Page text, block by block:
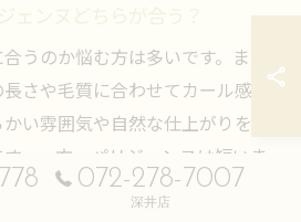
ェンヌどちらが合う？
うのか悩む方は多いです。まつ
さや毛質に合わせてカール感を
い雰囲気や自然な仕上がりを重
。一方、パリジェンヌは短いま
り立ち上げられるため、目元を
072-278-7007
深井店